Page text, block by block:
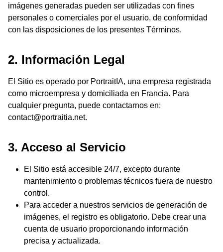
imágenes generadas pueden ser utilizadas con fines
personales o comerciales por el usuario, de conformidad
con las disposiciones de los presentes Términos.
2. Información Legal
El Sitio es operado por PortraitIA, una empresa registrada
como microempresa y domiciliada en Francia. Para
cualquier pregunta, puede contactarnos en:
contact@portraitia.net.
3. Acceso al Servicio
El Sitio está accesible 24/7, excepto durante
mantenimiento o problemas técnicos fuera de nuestro
control.
Para acceder a nuestros servicios de generación de
imágenes, el registro es obligatorio. Debe crear una
cuenta de usuario proporcionando información
precisa y actualizada.